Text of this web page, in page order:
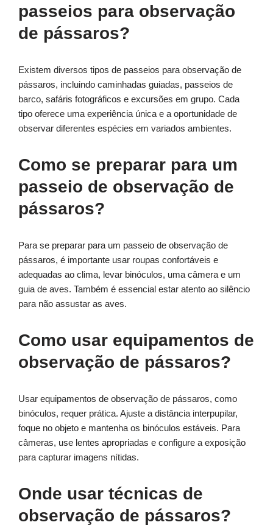
passeios para observação
de pássaros?
Existem diversos tipos de passeios para observação de
pássaros, incluindo caminhadas guiadas, passeios de
barco, safáris fotográficos e excursões em grupo. Cada
tipo oferece uma experiência única e a oportunidade de
observar diferentes espécies em variados ambientes.
Como se preparar para um
passeio de observação de
pássaros?
Para se preparar para um passeio de observação de
pássaros, é importante usar roupas confortáveis e
adequadas ao clima, levar binóculos, uma câmera e um
guia de aves. Também é essencial estar atento ao silêncio
para não assustar as aves.
Como usar equipamentos de
observação de pássaros?
Usar equipamentos de observação de pássaros, como
binóculos, requer prática. Ajuste a distância interpupilar,
foque no objeto e mantenha os binóculos estáveis. Para
câmeras, use lentes apropriadas e configure a exposição
para capturar imagens nítidas.
Onde usar técnicas de
observação de pássaros?